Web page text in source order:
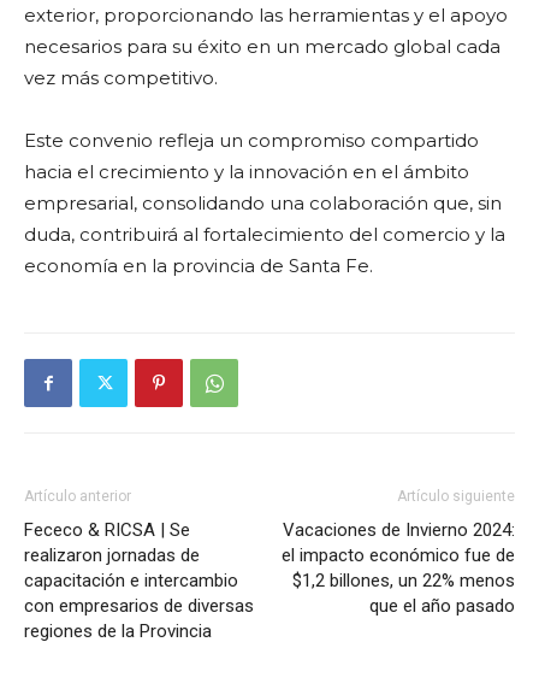
exterior, proporcionando las herramientas y el apoyo
necesarios para su éxito en un mercado global cada
vez más competitivo.
Este convenio refleja un compromiso compartido
hacia el crecimiento y la innovación en el ámbito
empresarial, consolidando una colaboración que, sin
duda, contribuirá al fortalecimiento del comercio y la
economía en la provincia de Santa Fe.
Artículo anterior
Fececo & RICSA | Se
realizaron jornadas de
capacitación e intercambio
con empresarios de diversas
regiones de la Provincia
Artículo siguiente
Vacaciones de Invierno 2024:
el impacto económico fue de
$1,2 billones, un 22% menos
que el año pasado